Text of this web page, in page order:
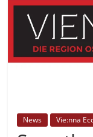
News Vie:nna